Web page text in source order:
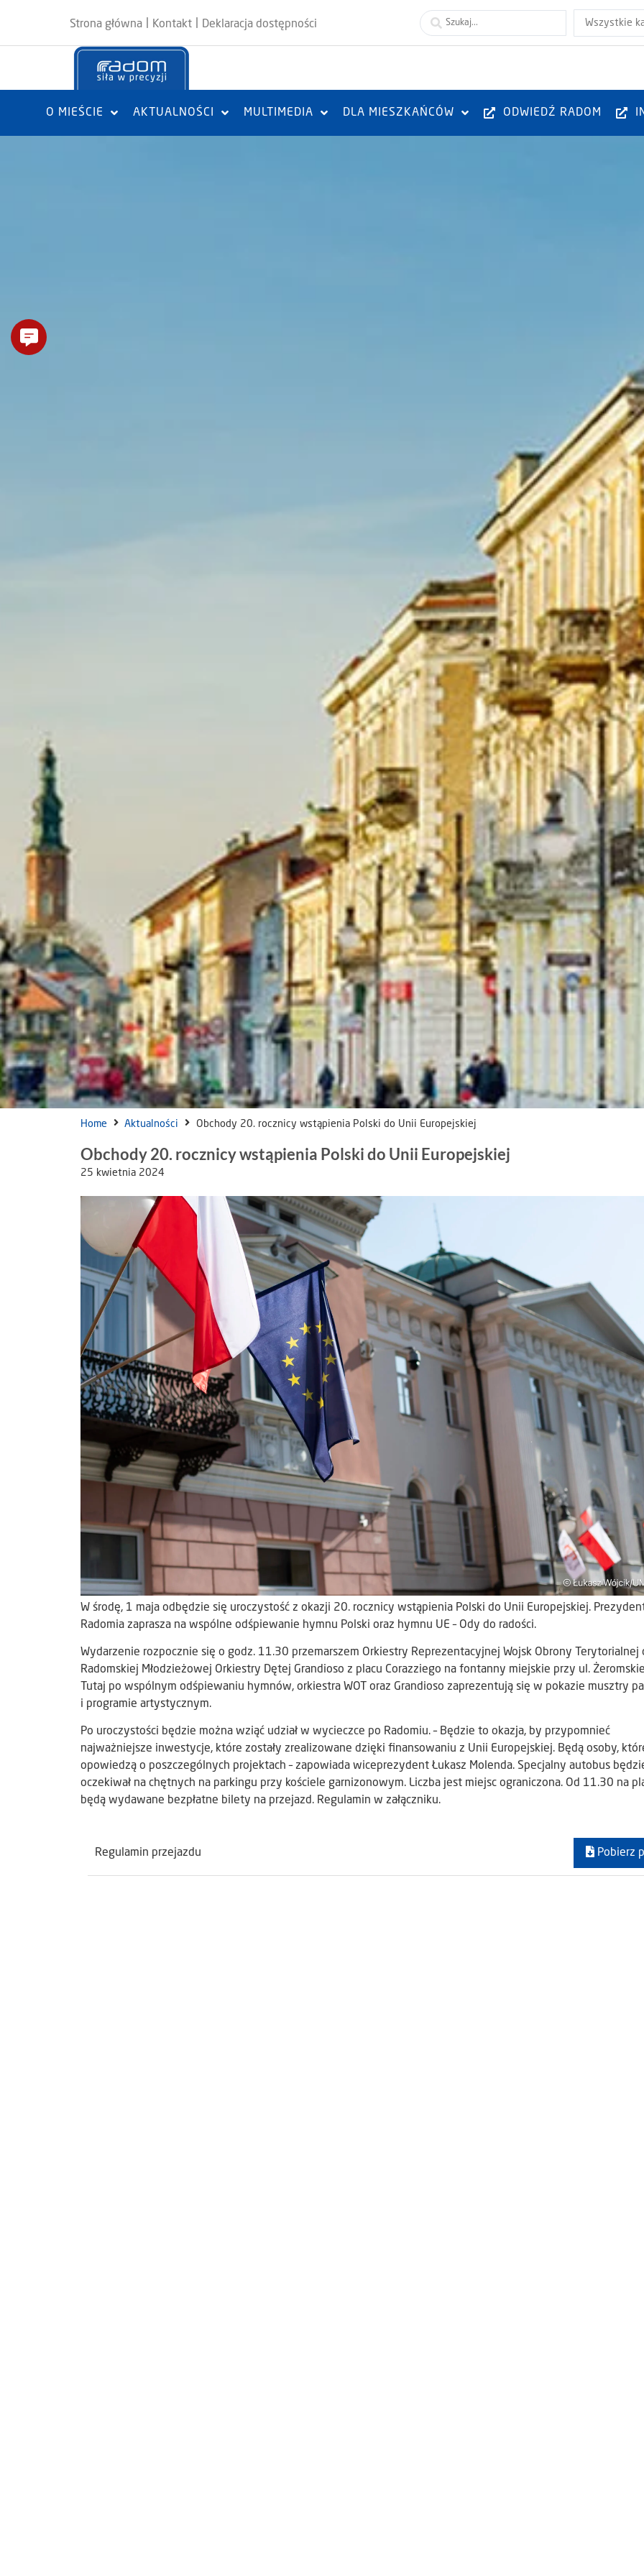
Strona główna Kontakt Deklaracja dostępności Wszystkie
O MIEŚCIE AKTUALNOŚCI MULTIMEDIA DLA MIESZKAŃCÓW ODWIEDŹ RADOM
Home Aktualności Obchody 20. rocznicy wstąpienia Polski do Unii Europejskiej
Obchody 20. rocznicy wstąpienia Polski do Unii Europejskiej
25 kwietnia 2024
W środę, 1 maja odbędzie się uroczystość z okazji 20. rocznicy wstąpienia Polski do Unii Europejskiej.
Radomia zaprasza na wspólne odśpiewanie hymnu Polski oraz hymnu UE – Ody do radości.
Wydarzenie rozpocznie się o godz. 11.30 przemarszem Orkiestry Reprezentacyjnej Wojsk Obrony Terytorialnej
Radomskiej Młodzieżowej Orkiestry Dętej Grandioso z placu Corazziego na fontanny miejskie przy ul.
Tutaj po wspólnym odśpiewaniu hymnów, orkiestra WOT oraz Grandioso zaprezentują się w pokazie musztry
i programie artystycznym.
Po uroczystości będzie można wziąć udział w wycieczce po Radomiu. – Będzie to okazja, by przypomnieć
najważniejsze inwestycje, które zostały zrealizowane dzięki finansowaniu z Unii Europejskiej. Będą osoby,
opowiedzą o poszczególnych projektach – zapowiada wiceprezydent Łukasz Molenda. Specjalny autobus
oczekiwał na chętnych na parkingu przy kościele garnizonowym. Liczba jest miejsc ograniczona. Od 11.30 na
będą wydawane bezpłatne bilety na przejazd. Regulamin w załączniku.
Regulamin przejazdu Pobierz